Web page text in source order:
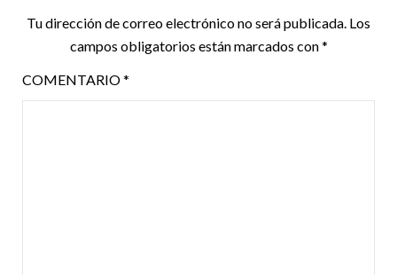
Tu dirección de correo electrónico no será publicada. Los
campos obligatorios están marcados con*
COMENTARIO*